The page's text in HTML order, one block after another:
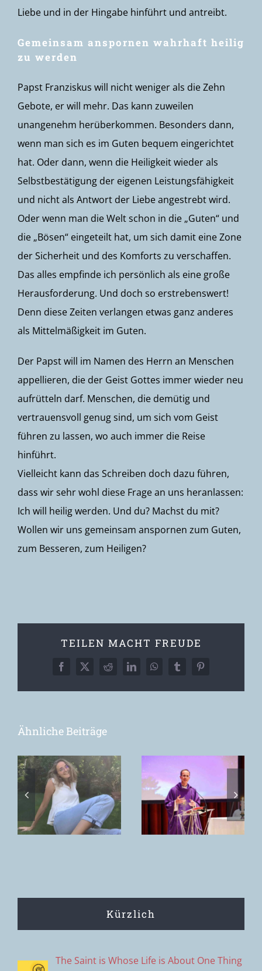
Liebe und in der Hingabe hinführt und antreibt.
Gemeinsam anspornen wahrhaft heilig
zu werden
Papst Franziskus will nicht weniger als die Zehn
Gebote, er will mehr. Das kann zuweilen
unangenehm herüberkommen. Besonders dann,
wenn man sich es im Guten bequem eingerichtet
hat. Oder dann, wenn die Heiligkeit wieder als
Selbstbestätigung der eigenen Leistungsfähigkeit
und nicht als Antwort der Liebe angestrebt wird.
Oder wenn man die Welt schon in die „Guten“ und
die „Bösen“ eingeteilt hat, um sich damit eine Zone
der Sicherheit und des Komforts zu verschaffen.
Das alles empfinde ich persönlich als eine große
Herausforderung. Und doch so erstrebenswert!
Denn diese Zeiten verlangen etwas ganz anderes
als Mittelmäßigkeit im Guten.
Der Papst will im Namen des Herrn an Menschen
appellieren, die der Geist Gottes immer wieder neu
aufrütteln darf. Menschen, die demütig und
vertrauensvoll genug sind, um sich vom Geist
führen zu lassen, wo auch immer die Reise
hinführt.
Vielleicht kann das Schreiben doch dazu führen,
dass wir sehr wohl diese Frage an uns heranlassen:
Ich will heilig werden. Und du? Machst du mit?
Wollen wir uns gemeinsam anspornen zum Guten,
zum Besseren, zum Heiligen?
TEILEN MACHT FREUDE
Facebook
X RedditLinkedInWhatsAppTumblrPinterest
Ähnliche Beiträge
Was können
wir noch
erwarten? | P.
George –
ShutUp! 2022
bedeutet IHN
in den
Mittelpunkt
zu stellen“ |
David & die
Vienna
Kürzlich
The Saint is Whose Life is About One Thing